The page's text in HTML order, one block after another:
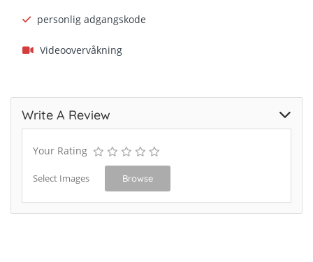
personlig adgangskode
Videoovervåkning
Write A Review
Your Rating
Select Images Browse